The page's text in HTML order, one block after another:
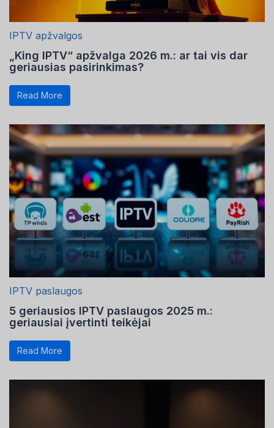
IPTV apžvalgos
„King IPTV“ apžvalga 2026 m.: ar tai vis dar
geriausias pasirinkimas?
Read More
IPTV paslaugos
5 geriausios IPTV paslaugos 2025 m.:
geriausiai įvertinti teikėjai
Read More